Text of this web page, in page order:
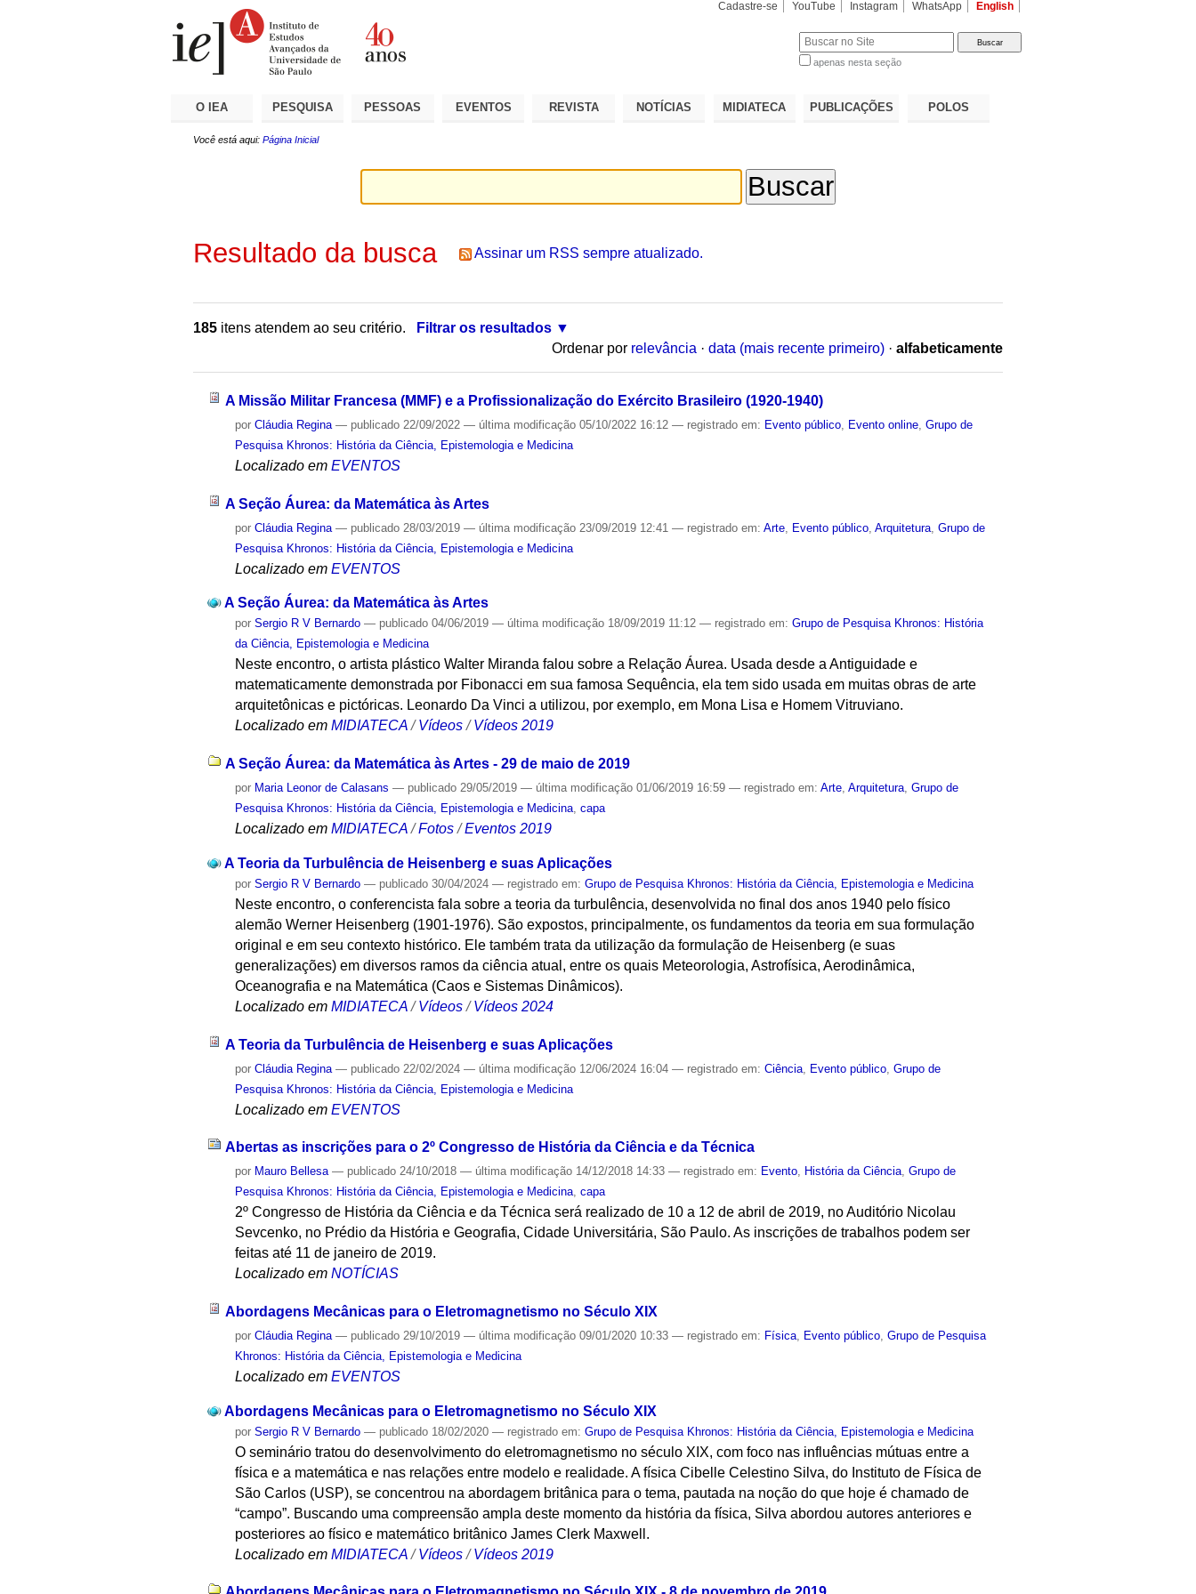
Cadastre-se YouTube Instagram WhatsApp English
apenas nesta seção
O IEA PESQUISA PESSOAS EVENTOS REVISTA NOTÍCIAS MIDIATECA PUBLICAÇÕES POLOS
Você está aqui: Página Inicial
Resultado da busca Assinar um RSS sempre atualizado.
185 itens atendem ao seu critério.
Filtrar os resultados
Ordenar por relevância · data (mais recente primeiro) · alfabeticamente
A Missão Militar Francesa (MMF) e a Profissionalização do Exército Brasileiro (1920-1940)
porCláudia Regina — publicado 22/09/2022— última modificação 05/10/2022 16:12— registrado em: Evento público Evento online ,Grupo de
Pesquisa Khronos: História da Ciência, Epistemologia e Medicina
Localizado em EVENTOS
A Seção Áurea: da Matemática às Artes
porCláudia Regina — publicado 28/03/2019— última modificação 23/09/2019 12:41— registrado em:Arte Evento público ,Arquitetura ,Grupo de
Pesquisa Khronos: História da Ciência, Epistemologia e Medicina
Localizado em EVENTOS
A Seção Áurea: da Matemática às Artes
porSergio R V Bernardo — publicado 04/06/2019— última modificação 18/09/2019 11:12— registrado em:Grupo de Pesquisa Khronos: História
da Ciência, Epistemologia e Medicina
Neste encontro, o artista plástico Walter Miranda falou sobre a Relação Áurea. Usada desde a Antiguidade e
matematicamente demonstrada por Fibonacci em sua famosa Sequência, ela tem sido usada em muitas obras de arte
arquitetônicas e pictóricas. Leonardo Da Vinci a utilizou, por exemplo, em Mona Lisa e Homem Vitruviano.
Localizado em MIDIATECA /Vídeos /Vídeos 2019
A Seção Áurea: da Matemática às Artes - 29 de maio de 2019
por Maria Leonor de Calasans — publicado 29/05/2019— última modificação 01/06/2019 16:59— registrado em:Arte,Arquitetura,Grupo de
Pesquisa Khronos: História da Ciência, Epistemologia e Medicina,capa
Localizado em MIDIATECA /Fotos /Eventos 2019
A Teoria da Turbulência de Heisenberg e suas Aplicações
porSergio R V Bernardo — publicado 30/04/2024— registrado em:Grupo de Pesquisa Khronos: História da Ciência, Epistemologia e Medicina
Neste encontro, o conferencista fala sobre a teoria da turbulência, desenvolvida no final dos anos 1940 pelo físico
alemão Werner Heisenberg (1901-1976). São expostos, principalmente, os fundamentos da teoria em sua formulação
original e em seu contexto histórico. Ele também trata da utilização da formulação de Heisenberg (e suas
generalizações) em diversos ramos da ciência atual, entre os quais Meteorologia, Astrofísica, Aerodinâmica,
Oceanografia e na Matemática (Caos e Sistemas Dinâmicos).
Localizado em MIDIATECA /Vídeos /Vídeos 2024
A Teoria da Turbulência de Heisenberg e suas Aplicações
porCláudia Regina — publicado 22/02/2024— última modificação 12/06/2024 16:04— registrado em:Ciência Evento público ,Grupo de
Pesquisa Khronos: História da Ciência, Epistemologia e Medicina
Localizado em EVENTOS
Abertas as inscrições para o 2º Congresso de História da Ciência e da Técnica
por Mauro Bellesa — publicado 24/10/2018— última modificação 14/12/2018 14:33— registrado em: Evento, História da Ciência,Grupo de
Pesquisa Khronos: História da Ciência, Epistemologia e Medicina,capa
2º Congresso de História da Ciência e da Técnica será realizado de 10 a 12 de abril de 2019, no Auditório Nicolau
Sevcenko, no Prédio da História e Geografia, Cidade Universitária, São Paulo. As inscrições de trabalhos podem ser
feitas até 11 de janeiro de 2019.
Localizado em NOTÍCIAS
Abordagens Mecânicas para o Eletromagnetismo no Século XIX
porCláudia Regina — publicado 29/10/2019— última modificação 09/01/2020 10:33— registrado em: Física Evento público ,Grupo de Pesquisa
Khronos: História da Ciência, Epistemologia e Medicina
Localizado em EVENTOS
Abordagens Mecânicas para o Eletromagnetismo no Século XIX
porSergio R V Bernardo — publicado 18/02/2020— registrado em:Grupo de Pesquisa Khronos: História da Ciência, Epistemologia e Medicina
O seminário tratou do desenvolvimento do eletromagnetismo no século XIX, com foco nas influências mútuas entre a
física e a matemática e nas relações entre modelo e realidade. A física Cibelle Celestino Silva, do Instituto de Física de
São Carlos (USP), se concentrou na abordagem britânica para o tema, pautada na noção do que hoje é chamado de
“campo”. Buscando uma compreensão ampla deste momento da história da física, Silva abordou autores anteriores e
posteriores ao físico e matemático britânico James Clerk Maxwell.
Localizado em MIDIATECA /Vídeos /Vídeos 2019